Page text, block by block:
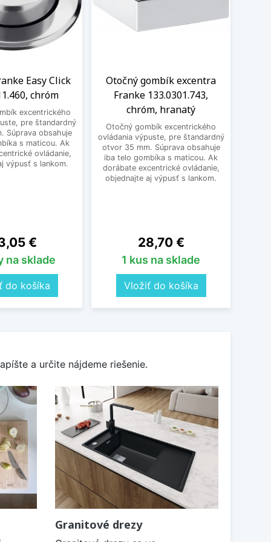
Easy Click
chróm
excentrického
pre štandardný
Súprava obsahuje
s maticou. Ak
ovládanie,
výpusť s lankom.
€
na sklade
do košíka
Otočný gombík excentra
Franke 133.0301.743,
chróm, hranatý
Otočný gombík excentrického
ovládania výpuste, pre štandardný
otvor 35 mm. Súprava obsahuje
iba telo gombíka s maticou. Ak
dorábate excentrické ovládanie,
objednajte aj výpusť s lankom.
Cena
28,70 €
1 kus na sklade
Vložiť do košíka
a určite nájdeme riešenie.
Granitové drezy